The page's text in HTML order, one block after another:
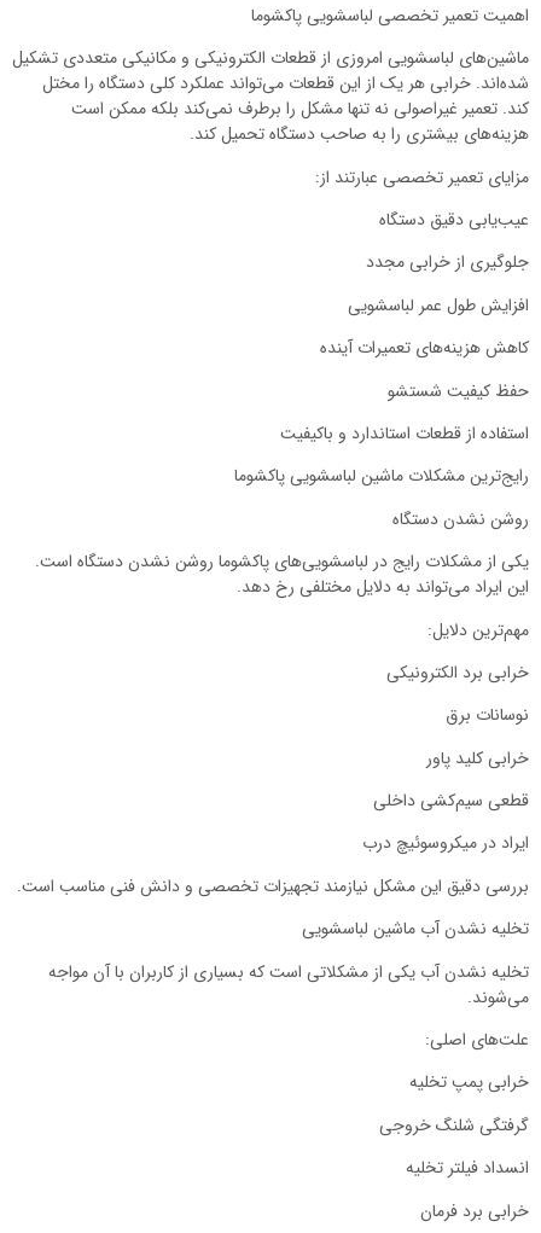
اهمیت تعمیر تخصصی لباسشویی پاکشوما
ماشین‌های لباسشویی امروزی از قطعات الکترونیکی و مکانیکی متعددی تشکیل
شده‌اند. خرابی هر یک از این قطعات می‌تواند عملکرد کلی دستگاه را مختل
کند. تعمیر غیراصولی نه تنها مشکل را برطرف نمی‌کند بلکه ممکن است
هزینه‌های بیشتری را به صاحب دستگاه تحمیل کند.
مزایای تعمیر تخصصی عبارتند از:
عیب‌یابی دقیق دستگاه
جلوگیری از خرابی مجدد
افزایش طول عمر لباسشویی
کاهش هزینه‌های تعمیرات آینده
حفظ کیفیت شستشو
استفاده از قطعات استاندارد و باکیفیت
رایج‌ترین مشکلات ماشین لباسشویی پاکشوما
روشن نشدن دستگاه
یکی از مشکلات رایج در لباسشویی‌های پاکشوما روشن نشدن دستگاه است.
این ایراد می‌تواند به دلایل مختلفی رخ دهد.
مهم‌ترین دلایل:
خرابی برد الکترونیکی
نوسانات برق
خرابی کلید پاور
قطعی سیم‌کشی داخلی
ایراد در میکروسوئیچ درب
بررسی دقیق این مشکل نیازمند تجهیزات تخصصی و دانش فنی مناسب است.
تخلیه نشدن آب ماشین لباسشویی
تخلیه نشدن آب یکی از مشکلاتی است که بسیاری از کاربران با آن مواجه
می‌شوند.
علت‌های اصلی:
خرابی پمپ تخلیه
گرفتگی شلنگ خروجی
انسداد فیلتر تخلیه
خرابی برد فرمان